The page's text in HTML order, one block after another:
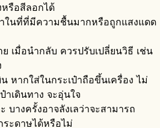
หรือสีลอกได้
าในที่ที่มีความชื้นมากหรือถูกแสงแดด
เมื่อนำกลับ ควรปรับเปลี่ยนวิธี เช่น
หากใส่ในกระเป๋าถือขึ้นเครื่อง ไม่
าเดินทาง จะอุ่นใจ
บางครั้งอาจลังเลว่าจะสามารถ
ะดาษได้หรือไม่